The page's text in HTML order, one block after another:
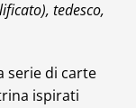
tedesco,
serie di carte
ispirati